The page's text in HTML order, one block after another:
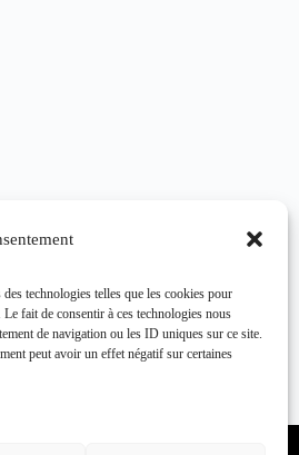
technologies telles que les cookies pour
fait de consentir à ces technologies nous
de navigation ou les ID uniques sur ce site.
peut avoir un effet négatif sur certaines